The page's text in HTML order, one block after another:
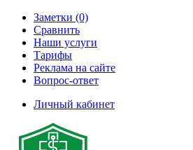
Заметки (0)
Сравнить
Наши услуги
Тарифы
Реклама на сайте
Вопрос-ответ
Личный кабинет